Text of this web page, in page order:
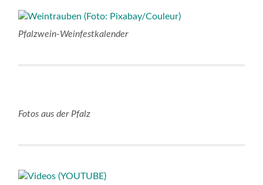
Pfalzwein-Weinfestkalender
Fotos aus der Pfalz